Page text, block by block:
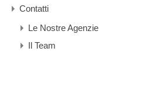
Contatti
Le Nostre Agenzie
Il Team